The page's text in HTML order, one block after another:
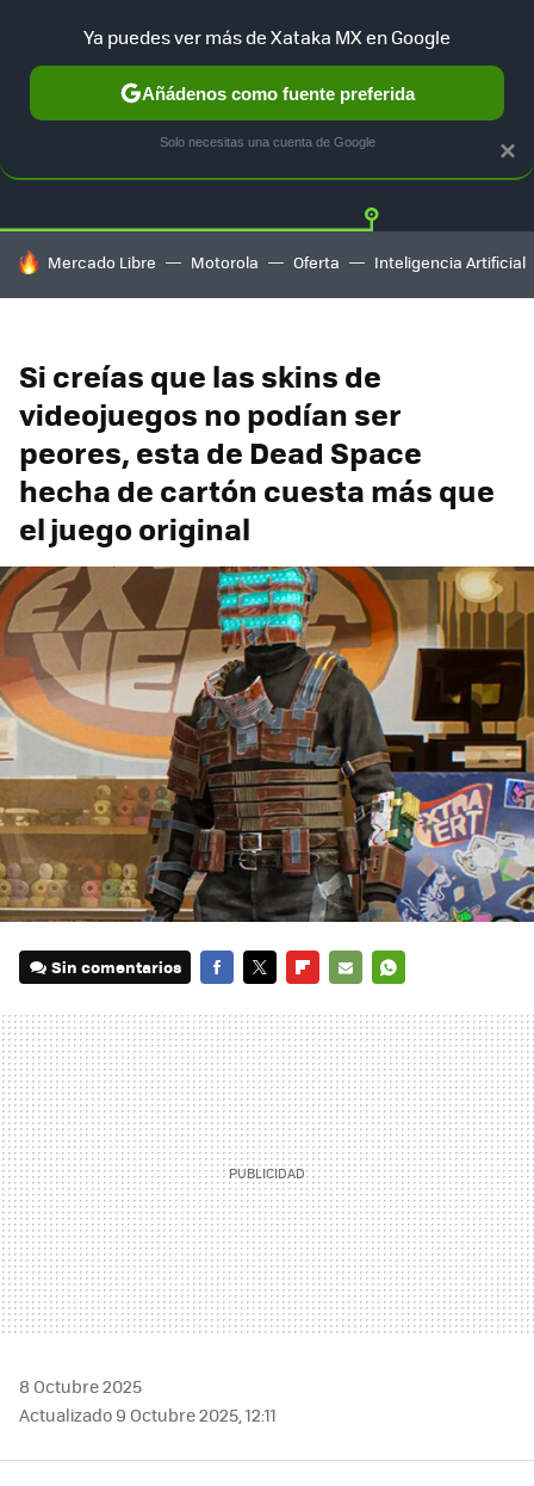
Twitter
HOY SE HABLA DE
Mercado Libre Motorola Oferta Inteligencia Artificial
Si creías que las skins de
videojuegos no podían ser
peores, esta de Dead Space
hecha de cartón cuesta más que
el juego original
Sin comentarios
MAIL
8 Octubre 2025
Actualizado 9 Octubre 2025, 12:11
×
Ya puedes ver más de Xataka MX en Google
Añádenos como fuente preferida
Solo necesitas una cuenta de Google